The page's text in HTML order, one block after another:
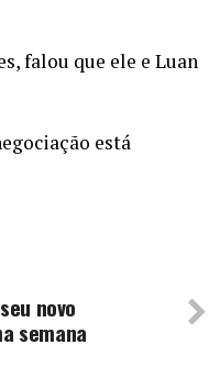
falou que ele e Luan
está
novo
semana